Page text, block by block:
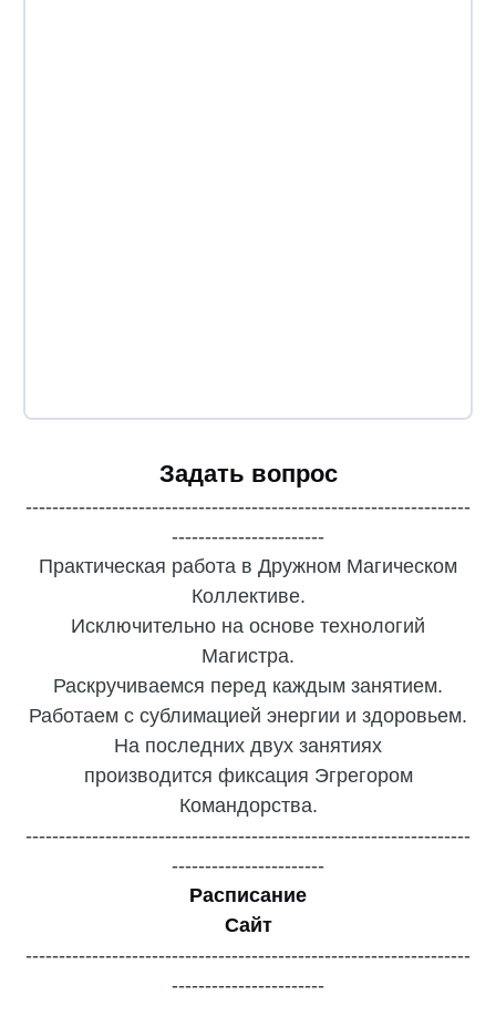
Задать вопрос
-------------------------------------------------------------------
-----------------------
Практическая работа в Дружном Магическом
Коллективе.
Исключительно на основе технологий
Магистра.
Раскручиваемся перед каждым занятием.
Работаем с сублимацией энергии и здоровьем.
На последних двух занятиях
производится фиксация Эгрегором
Командорства.
-------------------------------------------------------------------
-----------------------
Расписание
Сайт
-------------------------------------------------------------------
-----------------------